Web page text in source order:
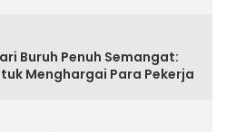
Buruh Penuh Semangat:
Menghargai Para Pekerja